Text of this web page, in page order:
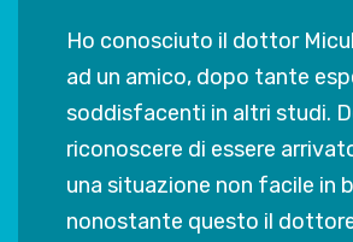
Il dottor Miculan si è
professionista gentile,
anche simpatico! Mi sono
per l’ortodonzia, mi ha
subito a mio agio e spiegato
scrupolosamente il percorso